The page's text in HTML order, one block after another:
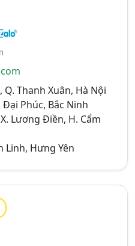
Q. Thanh Xuân, Hà Nội
Đại Phúc, Bắc Ninh
Lương Điền, H. Cẩm
Linh, Hưng Yên